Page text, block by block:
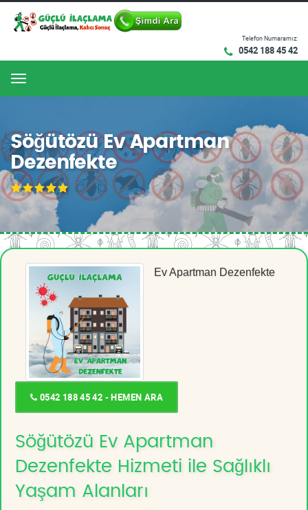
Telefon Numaramız:
0542 188 45 42
Menu
Söğütözü Ev Apartman
Dezenfekte
Ev Apartman Dezenfekte
0542 188 45 42 - HEMEN ARA
Söğütözü Ev Apartman
Dezenfekte Hizmeti ile Sağlıklı
Yaşam Alanları